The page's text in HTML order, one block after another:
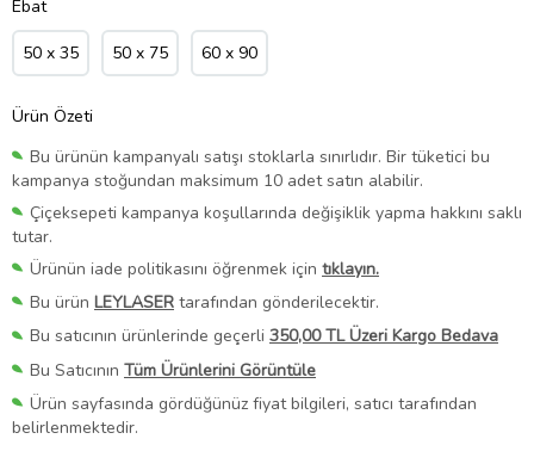
Ebat
50 x 35 50 x 75 60 x 90
Ürün Özeti
Bu ürünün kampanyalı satışı stoklarla sınırlıdır. Bir tüketici bu
kampanya stoğundan maksimum 10 adet satın alabilir.
Çiçeksepeti kampanya koşullarında değişiklik yapma hakkını saklı
tutar.
Ürünün iade politikasını öğrenmek için tıklayın.
Bu ürün LEYLASER tarafından gönderilecektir.
Bu satıcının ürünlerinde geçerli 350,00 TL Üzeri Kargo Bedava
Bu Satıcının Tüm Ürünlerini Görüntüle
Ürün sayfasında gördüğünüz fiyat bilgileri, satıcı tarafından
belirlenmektedir.